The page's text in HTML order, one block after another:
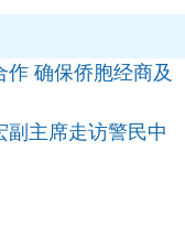
确保侨胞经商及
副主席走访警民中